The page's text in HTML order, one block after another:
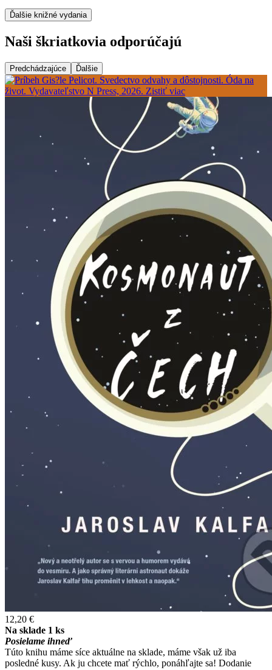
Ďalšie knižné vydania
Naši škriatkovia odporúčajú
Predchádzajúce Ďalšie
12,20 €
Na sklade 1 ks
Posielame ihneď
Túto knihu máme síce aktuálne na sklade, máme však už iba
posledné kusy. Ak ju chcete mať rýchlo, ponáhľajte sa! Dodanie